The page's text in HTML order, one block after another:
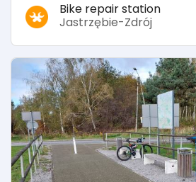
Bike repair station
Jastrzębie-Zdrój